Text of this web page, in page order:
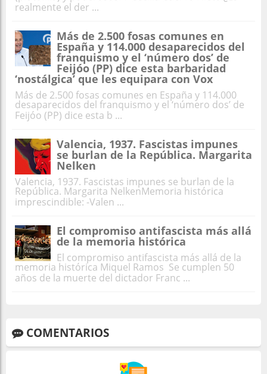
realmente el der ...
Más de 2.500 fosas comunes en
España y 114.000 desaparecidos del
franquismo y el ‘número dos’ de
Feijóo (PP) dice esta barbaridad
‘nostálgica’ que les equipara con Vox
Más de 2.500 fosas comunes en España y 114.000
desaparecidos del franquismo y el ‘número dos’ de
Feijóo (PP) dice esta b ...
Valencia, 1937. Fascistas impunes
se burlan de la República. Margarita
Nelken
Valencia, 1937. Fascistas impunes se burlan de la
República. Margarita NelkenMemoria histórica
imprescindible: -Valen ...
El compromiso antifascista más allá
de la memoria histórica
El compromiso antifascista más allá de la
memoria histórica Miquel Ramos Se cumplen 50
años de la muerte del dictador Franc ...
COMENTARIOS